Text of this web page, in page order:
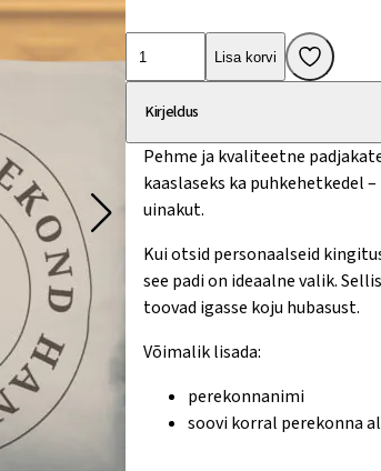
Personaliseeritav
padi
perekonnanimega
kogus
Lisa korvi
Kirjeldus
Pehme ja kvaliteetne
kaaslaseks ka puhkehetkedel
uinakut.
Kui otsid personaalseid
see padi on ideaalne valik.
toovad igasse koju hubasust.
Võimalik lisada:
perekonnanimi
soovi korral perekonna